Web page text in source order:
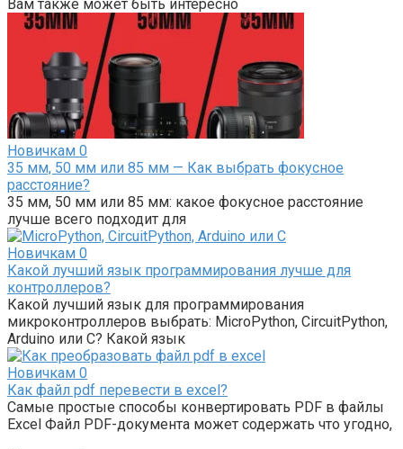
Вам также может быть интересно
Новичкам 0
35 мм, 50 мм или 85 мм — Как выбрать фокусное
расстояние?
35 мм, 50 мм или 85 мм: какое фокусное расстояние
лучше всего подходит для
Новичкам 0
Какой лучший язык программирования лучше для
контроллеров?
Какой лучший язык для программирования
микроконтроллеров выбрать: MicroPython, CircuitPython,
Arduino или C? Какой язык
Новичкам 0
Как файл pdf перевести в excel?
Самые простые способы конвертировать PDF в файлы
Excel Файл PDF-документа может содержать что угодно,